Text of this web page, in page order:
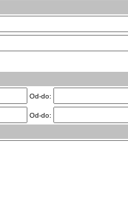
Od-do:
Od-do: